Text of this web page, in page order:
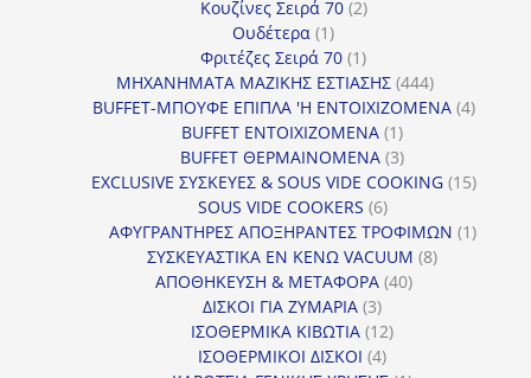
προϊόντα
Κουζίνες Σειρά 70 22
Ουδέτερα 11
προϊόν
Φριτέζες Σειρά 70 11
προϊόν
ΜΗΧΑΝΗΜΑΤΑ ΜΑΖΙΚΗΣ ΕΣΤΙΑΣΗΣ 444444
προϊόντα
BUFFET-ΜΠΟΥΦΕ ΕΠΙΠΛΑ 'Η ΕΝΤΟΙΧΙΖΟΜΕΝΑ 44
BUFFET ΕΝΤΟΙΧΙΖΟΜΕΝΑ 11
προϊόν
BUFFET ΘΕΡΜΑΙΝΟΜΕΝΑ 33
προϊόντα
EXCLUSIVE ΣΥΣΚΕΥΕΣ & SOUS VIDE COOKING 1515
SOUS VIDE COOKERS 66
προϊόντα
ΑΦΥΓΡΑΝΤΗΡΕΣ ΑΠΟΞΗΡΑΝΤΕΣ ΤΡΟΦΙΜΩΝ 11
ΣΥΣΚΕΥΑΣΤΙΚΑ ΕΝ ΚΕΝΩ VACUUM 88
ΑΠΟΘΗΚΕΥΣΗ & ΜΕΤΑΦΟΡΑ 4040
ΔΙΣΚΟΙ ΓΙΑ ΖΥΜΑΡΙΑ 33
προϊόντα
ΙΣΟΘΕΡΜΙΚΑ ΚΙΒΩΤΙΑ 1212
ΙΣΟΘΕΡΜΙΚΟΙ ΔΙΣΚΟΙ 44